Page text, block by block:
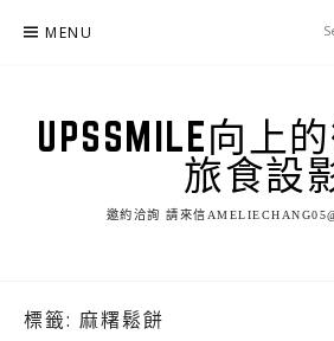
MENU
UPSSMILE向上
旅食設
邀約洽詢 請來信
標籤: 麻糬鬆餅